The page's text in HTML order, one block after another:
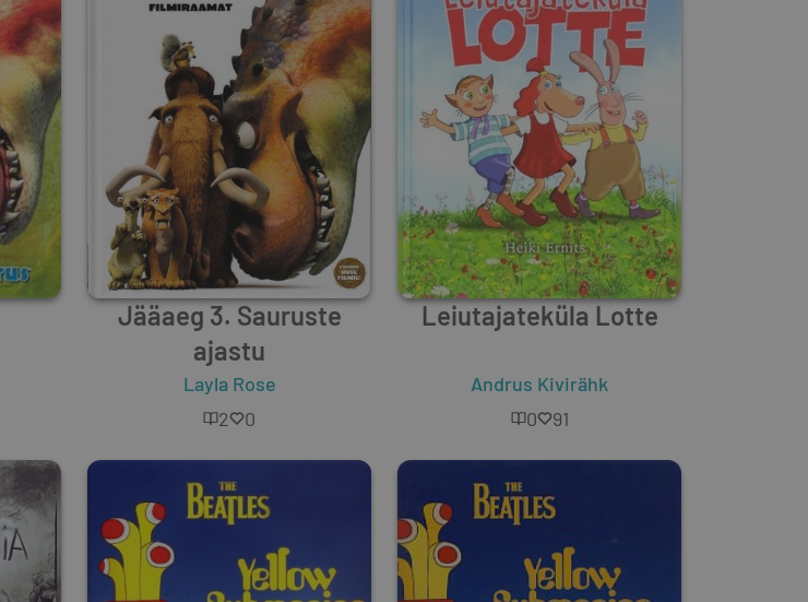
Jääaeg 3. Sauruste
ajastu
Layla Rose
2
0
Leiutajateküla Lotte
Andrus Kivirähk
0
91